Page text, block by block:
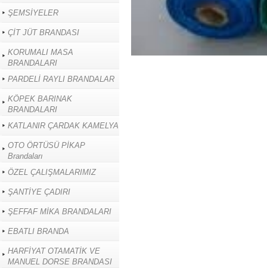
ŞEMSİYELER
ÇİT JÜT BRANDASI
KORUMALI MASA
BRANDALARI
PARDELİ RAYLI BRANDALAR
KÖPEK BARINAK
BRANDALARI
KATLANIR ÇARDAK KAMELYA
OTO ÖRTÜSÜ PİKAP
Brandaları
ÖZEL ÇALIŞMALARIMIZ
ŞANTİYE ÇADIRI
ŞEFFAF MİKA BRANDALARI
EBATLI BRANDA
HARFİYAT OTAMATİK VE
MANUEL DORSE BRANDASI